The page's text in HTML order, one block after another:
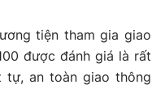
tiện tham gia giao
được đánh giá là rất
an toàn giao thông